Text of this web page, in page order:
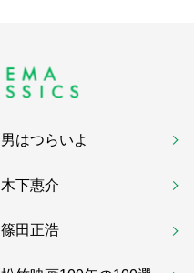
男はつらいよ
木下惠介
篠田正浩